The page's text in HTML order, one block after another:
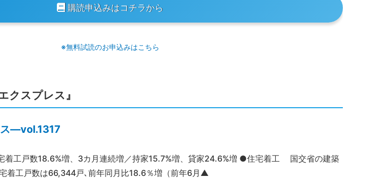
購読申込みはコチラから
※無料試読のお申込みはこちら
クスプレス』
ス―vol.1317
着工戸数18.6%増、3カ月連続増／持家15.7%増、貸家24.6%増 ●住宅着工 国交省の建築
着工戸数は66,344戸､前年同月比18.6％増（前年6月▲